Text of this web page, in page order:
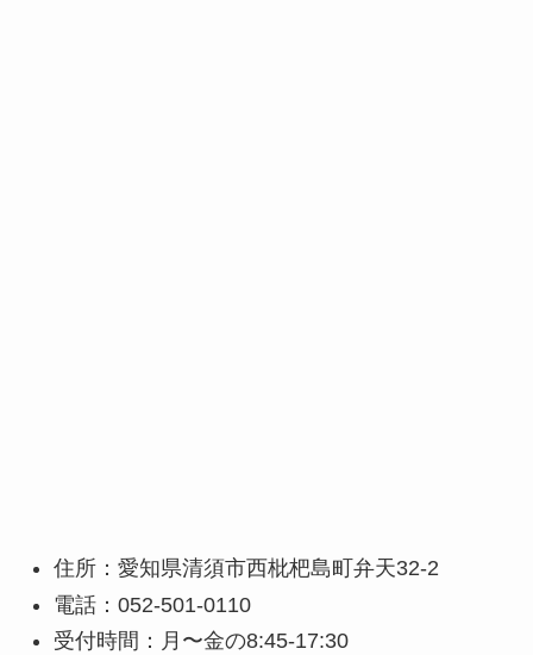
住所：愛知県清須市西枇杷島町弁天32-2
電話：052-501-0110
受付時間：月〜金の8:45-17:30